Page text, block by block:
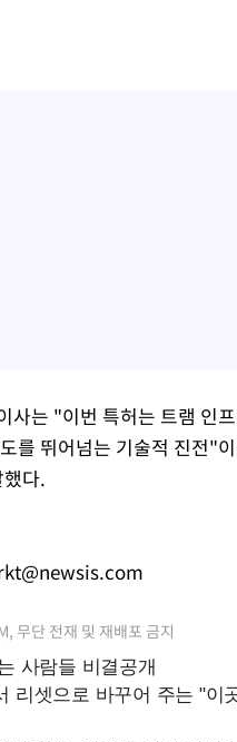
사는 "이번 특허는 트램 인
를 뛰어넘는 기술적 진전"
다.
무단 전재 및 재배포 금지